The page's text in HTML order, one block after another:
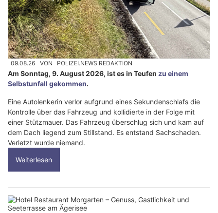
09.08.26 VON POLIZEI.NEWS REDAKTION
Am Sonntag, 9. August 2026, ist es in Teufen zu einem
Selbstunfall gekommen.
Eine Autolenkerin verlor aufgrund eines Sekundenschlafs die
Kontrolle über das Fahrzeug und kollidierte in der Folge mit
einer Stützmauer. Das Fahrzeug überschlug sich und kam auf
dem Dach liegend zum Stillstand. Es entstand Sachschaden.
Verletzt wurde niemand.
Weiterlesen